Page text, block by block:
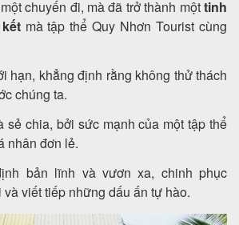
chuyến đi, mà đã trở thành mộttinh
mà tập thể Quy Nhơn Tourist cùng
hạn, khẳng định rằng không thử thách
chúng ta.
sẻ chia, bởi sức mạnh của một tập thể
nhân đơn lẻ.
bản lĩnh và vươn xa, chinh phục
viết tiếp những dấu ấn tự hào.